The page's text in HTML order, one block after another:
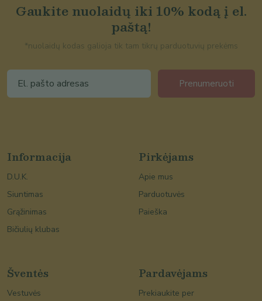
Gaukite nuolaidų iki 10% kodą į el.
paštą!
*nuolaidų kodas galioja tik tam tikrų parduotuvių prekėms
Prenumeruoti
Informacija
D.U.K.
Siuntimas
Grąžinimas
Bičiulių klubas
Pirkėjams
Apie mus
Parduotuvės
Paieška
Šventės
Vestuvės
Pardavėjams
Prekiaukite per